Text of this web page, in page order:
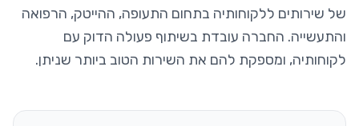
של שירותים ללקוחותיה בתחום התעופה, ההייטק, הרפואה
והתעשייה. החברה עובדת בשיתוף פעולה הדוק עם
לקוחותיה, ומספקת להם את השירות הטוב ביותר שניתן.